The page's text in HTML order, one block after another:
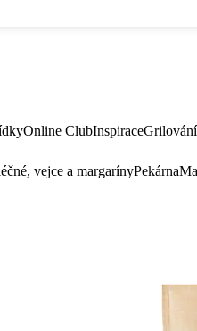
Online ClubInspiraceGrilování
vejce a margarínyPekárna